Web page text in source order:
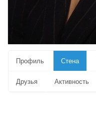
Профиль Стена
Друзья Активность